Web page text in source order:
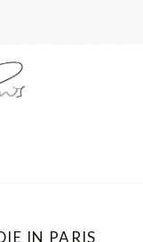
IN PARIS